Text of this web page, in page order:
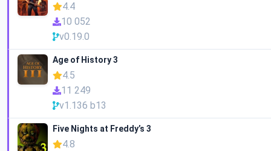
4.4
10 052
v0.19.0
Age of History 3
4.5
11 249
v1.136 b13
Five Nights at Freddy’s 3
4.8